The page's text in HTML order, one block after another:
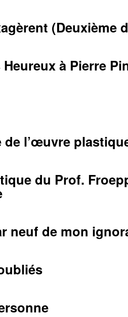
(Deuxième
à Pierre
l’œuvre
du Prof.
neuf de mon